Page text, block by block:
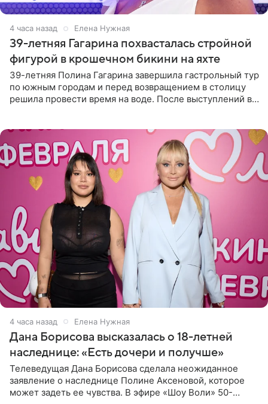
4 часа назад Елена Нужная
39-летняя Гагарина похвасталась стройной
фигурой в крошечном бикини на яхте
39-летняя Полина Гагарина завершила гастрольный тур
по южным городам и перед возвращением в столицу
решила провести время на воде. После выступлений в
4 часа назад Елена Нужная
Дана Борисова высказалась о 18-летней
наследнице: «Есть дочери и получше»
Телеведущая Дана Борисова сделала неожиданное
заявление о наследнице Полине Аксеновой, которое
может задеть ее чувства. В эфире «Шоу Воли» 50-